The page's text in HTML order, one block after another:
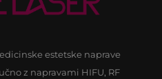
estetske naprave
z napravami HIFU, RF